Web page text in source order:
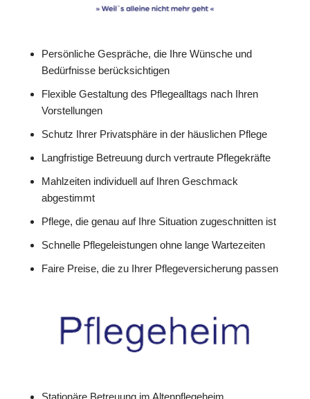
Persönliche Gespräche, die Ihre Wünsche und
Bedürfnisse berücksichtigen
Flexible Gestaltung des Pflegealltags nach Ihren
Vorstellungen
Schutz Ihrer Privatsphäre in der häuslichen Pflege
Langfristige Betreuung durch vertraute Pflegekräfte
Mahlzeiten individuell auf Ihren Geschmack
abgestimmt
Pflege, die genau auf Ihre Situation zugeschnitten ist
Schnelle Pflegeleistungen ohne lange Wartezeiten
Faire Preise, die zu Ihrer Pflegeversicherung passen
Stationäre Betreuung im Altenpflegeheim